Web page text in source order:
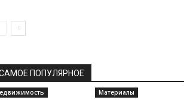
ПОПУЛЯРНОЕ
Материалы